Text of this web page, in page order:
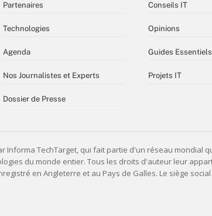
Partenaires
Technologies
Agenda
Nos Journalistes et Experts
Dossier de Presse
Conseils IT
Opinions
Guides Essentiels
Projets IT